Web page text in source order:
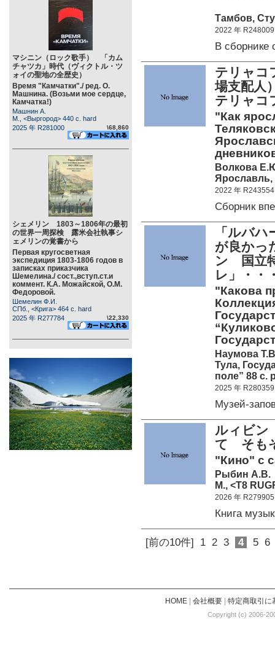
マシニン（ロック歌手） 「カム
チャツカ」時代（ヴィクトル・ツ
ォイの聖地の全歴史）
Время "Камчатки"./ ред. О.
Машнина. (Возьми мое сердце,
Камчатка!)
Машнин А.
М., <Выргород> 440 c. hard
2025 年 R281000
\68,860
シェメリン 1803～1806年の最初
の世界一周探検 露米会社執事シ
ェメリンの覚書から
Первая кругосветная
экспедиция 1803-1806 годов в
записках приказчика
Шемелина./ сост.,вступ.ст.и
коммент. К.А. Можайской, О.М.
Федоровой.
Шемелин Ф.И.
СПб., <Крига> 464 c. hard
2025 年 R277784
\22,330
Тамбов,
2022 年 R248009
В сборнике
テリャコ
場支配
テリャコ
"Как
Волкова
2022 年 R243554
Сборник
「ルバ
が良かっ
ン 国立
レ」・・
"Какова
Наумова
Тула,
поле” 88 c.
2025 年 R280359
Музей-
ルィビン
て そも
"Кино" с
Рыбин А.В.
М., <Т8
2026 年 R279905
Книга
[前の10件] 1 2 3 4 5 6
HOME| 会社概要| 特定商取引に
Copyright (c) 2006-